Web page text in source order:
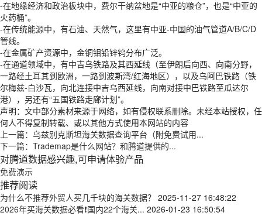
-在地缘经济和政治板块中，费尔干纳盆地是“中亚的粮仓”，也是“中亚的
火药桶”。
-在传统能源中，有石油、天然气，这里有中亚-中国的油气管道A/B/C/D
管线。
-在金属矿产资源中，金铜钼铅锌钨分布广泛。
-在通道领域中，有中吉乌铁路及其西延线（至伊朗后向西、向南分野，
一路经土耳其到欧洲，一路到波斯湾/红海地区），以及乌阿巴铁路（铁
尔梅兹-白沙瓦，向北连接中吉乌西延线，向南对接中巴铁路至瓜达尔
港），另还有“五国铁路走廊计划”。
声明：文中部分素材来源于网络，如有侵权联系删除。未经本站授权，任
何人不得复制转载、或以其他方式使用本网站的内容
上一篇： 乌兹别克斯坦海关数据查询平台（附免费试用...
下一篇： Trademap是什么网站？和腾道提供的...
对腾道数据感兴趣,可申请体验产品
免费演示
推荐阅读
为什么不推荐外贸人买几千块的海关数据？ 2025-11-27 16:48:22
2026年买海关数据必看❗国内22个海关... 2026-01-23 16:50:54